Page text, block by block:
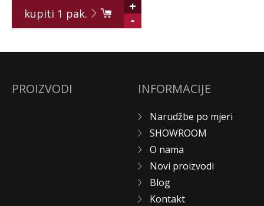
kupiti 1 pak.
+
-
PROIZVODI INFORMACIJE
Narudžbe po mjeri
SHOWROOM
O nama
Novi proizvodi
Blog
Kontakt